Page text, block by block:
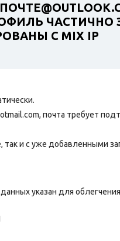
ЧАСТИЧНО
С MIX IP
почта требует
так и с уже добавленными
указан для